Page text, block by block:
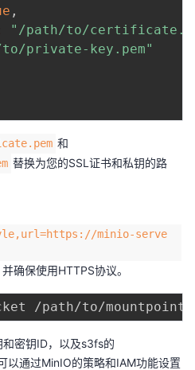
,
"/path/to/
private-key.pem"
和
替换为您的SSL证书和私钥的路
minio-serve
确保使用HTTPS协议。
/path/to/
密钥ID，以及s3fs的
以通过MinIO的策略和IAM功能设置